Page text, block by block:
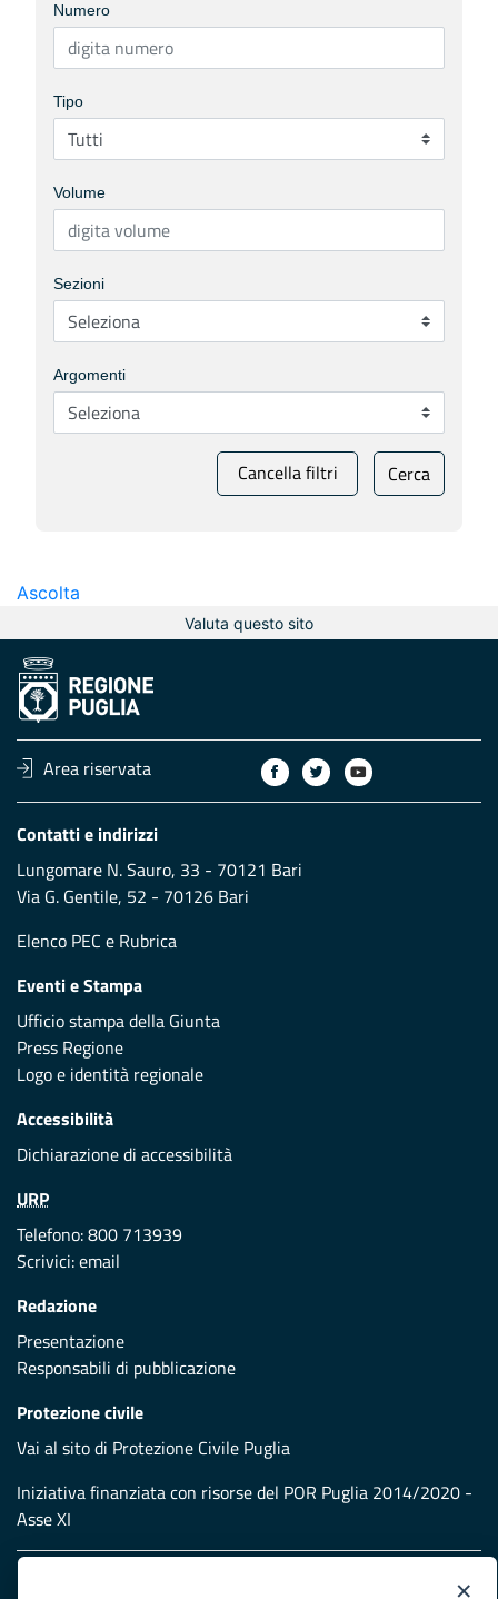
Numero
Tipo
Volume
Sezioni
Argomenti
Cancella filtri Cerca
Ascolta
Valuta questo sito
Area riservata
Contatti e indirizzi
Lungomare N. Sauro, 33 - 70121 Bari
Via G. Gentile, 52 - 70126 Bari
Elenco PEC e Rubrica
Eventi e Stampa
Ufficio stampa della Giunta
Press Regione
Logo e identità regionale
Accessibilità
Dichiarazione di accessibilità
URP
Telefono: 800 713939
Scrivici:email
Redazione
Presentazione
Responsabili di pubblicazione
Protezione civile
Vai al sito di Protezione Civile Puglia
Iniziativa finanziata con risorse del POR Puglia 2014/2020 -
Asse XI
×